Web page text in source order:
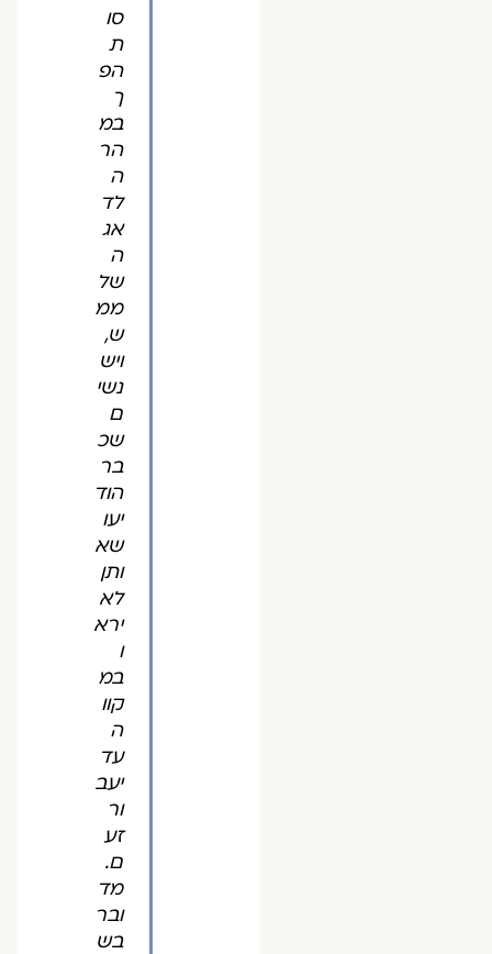
סו
ת
הפ
ך
במ
הר
ה
לד
אג
ה
של
ממ
ש,
ויש
נשי
ם
שכ
בר
הוד
יעו
שא
ותן
לא
ירא
במ
קוו
ה
עד
יעב
ור
זע
ם.
מד
ובר
בש